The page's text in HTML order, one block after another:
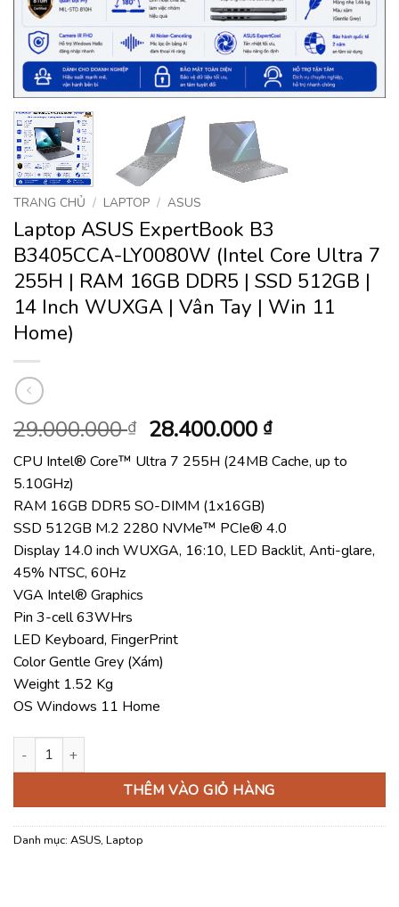
TRANG CHỦ / LAPTOP / ASUS
Laptop ASUS ExpertBook B3
B3405CCA-LY0080W (Intel Core Ultra 7
255H | RAM 16GB DDR5 | SSD 512GB |
14 Inch WUXGA | Vân Tay | Win 11
Home)
29.000.000₫ Giá
gốc
là:
29.000.000 ₫.
28.400.000 ₫Giá
hiện
tại
CPU Intel® Core™ Ultra 7 255H (24MB Cache, up to
5.10GHz)
RAM 16GB DDR5 SO-DIMM (1x16GB)
SSD 512GB M.2 2280 NVMe™ PCIe® 4.0
Display 14.0 inch WUXGA, 16:10, LED Backlit, Anti-glare,
45% NTSC, 60Hz
VGA Intel® Graphics
Pin 3-cell 63WHrs
LED Keyboard, FingerPrint
Color Gentle Grey (Xám)
Weight 1.52 Kg
OS Windows 11 Home
Laptop ASUS ExpertBook B3 B3405CCA-LY0080W (Intel Core
THÊM VÀO GIỎ HÀNG
Danh mục: ASUS, Laptop